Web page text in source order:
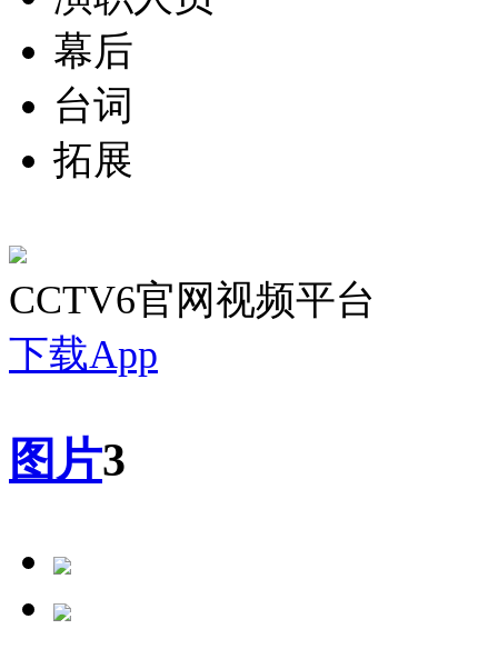
幕后
台词
拓展
CCTV6官网视频平台
下载App
图片3